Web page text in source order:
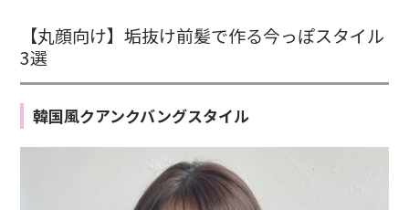
【丸顔向け】垢抜け前髪で作る今っぽスタイル
3選
韓国風クアンクバングスタイル